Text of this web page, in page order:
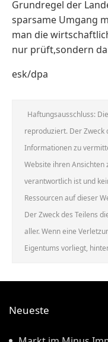
Grundregel der
sparsame Umgang
man die
nur prüft,sondern
esk/dpa
Haftungsausschluss:
reproduziert. Der Zweck
Informationen zu
Website ihren
verantwortlich ist und
Ressourcen auf dieser
Der Zweck des Teilens
aller. Wenn eine
Eigentums vorliegt,
Neueste